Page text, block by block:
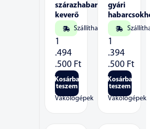
szárazhabarcs
keverő
Szállítható
1
.494
.500 Ft
Kosárba
teszem
Vakológépek
gyári
1
.394
.500 Ft
Kosárba
teszem
Vakológépek